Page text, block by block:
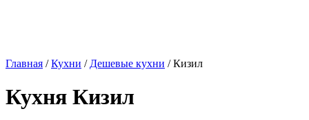
Главная /Кухни / Дешевые кухни / Кизил
Кухня Кизил